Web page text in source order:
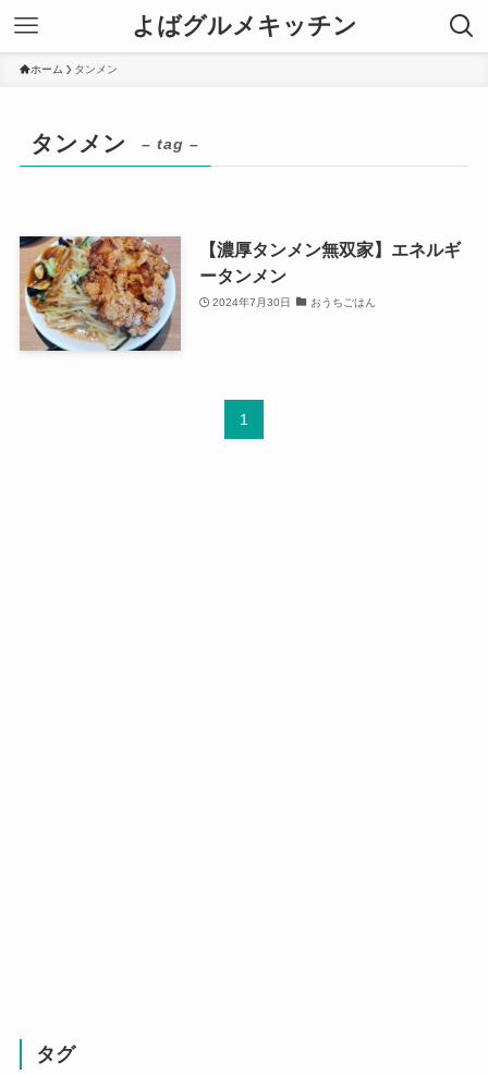
よばグルメキッチン
ホーム タンメン
タンメン – tag –
【濃厚タンメン無双家】エネルギ
ータンメン
2024年7月30日 おうちごはん
1
タグ